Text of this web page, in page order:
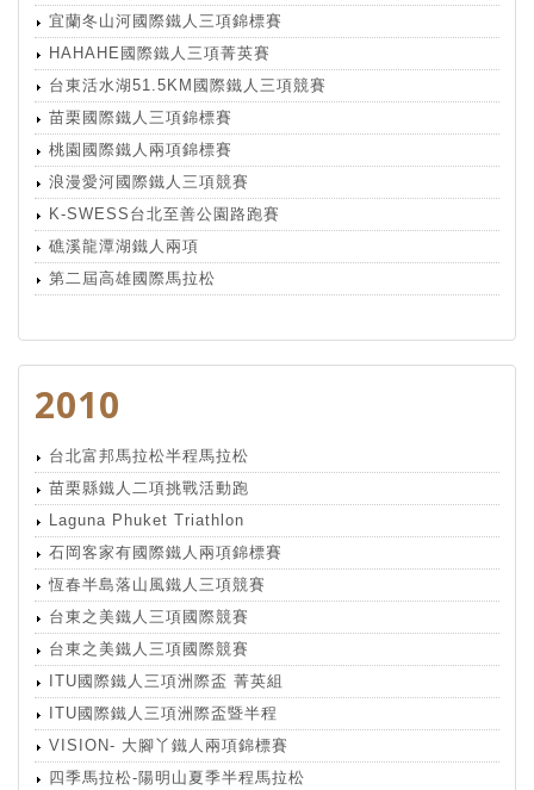
宜蘭冬山河國際鐵人三項錦標賽
HAHAHE國際鐵人三項菁英賽
台東活水湖51.5KM國際鐵人三項競賽
苗栗國際鐵人三項錦標賽
桃園國際鐵人兩項錦標賽
浪漫愛河國際鐵人三項競賽
K-SWESS台北至善公園路跑賽
礁溪龍潭湖鐵人兩項
第二屆高雄國際馬拉松
2010
台北富邦馬拉松半程馬拉松
苗栗縣鐵人二項挑戰活動跑
Laguna Phuket Triathlon
石岡客家有國際鐵人兩項錦標賽
恆春半島落山風鐵人三項競賽
台東之美鐵人三項國際競賽
台東之美鐵人三項國際競賽
ITU國際鐵人三項洲際盃 菁英組
ITU國際鐵人三項洲際盃暨半程
VISION- 大腳丫鐵人兩項錦標賽
四季馬拉松-陽明山夏季半程馬拉松